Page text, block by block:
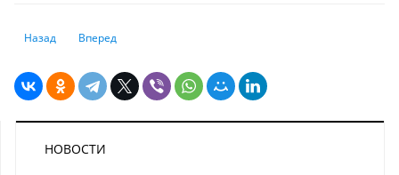
Предыдущий: Насколько подорожает жилье в Казахстане
Назад Следующий: Инфляция, курс тенге и экономика: Всемирный
Вперед
НОВОСТИ